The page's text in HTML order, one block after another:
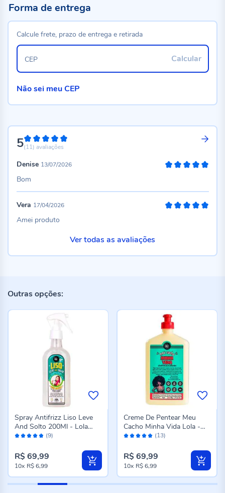
5100%
(11) avaliações
Denise 13/07/2026
Bom
Vera 17/04/2026
Amei produto
Ver todas as avaliações
Forma de entrega
Calcule frete, prazo de entrega e retirada
Calcular
CEP
Não sei meu CEP
Outras opções:
Avaliação: (9)
Spray Antifrizz Liso Leve
And Solto 200Ml - Lola
Cosmetics
R$ 69,99
10x R$ 6,99
Avaliação: (13)
Creme De Pentear Meu
Cacho Minha Vida Lola -
500ml
R$ 69,99
10x R$ 6,99